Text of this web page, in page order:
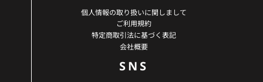
個人情報の取り扱いに関しまして
ご利用規約
特定商取引法に基づく表記
会社概要
SNS